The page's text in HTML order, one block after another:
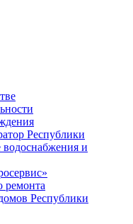
Республики
и
ремонта
Республики